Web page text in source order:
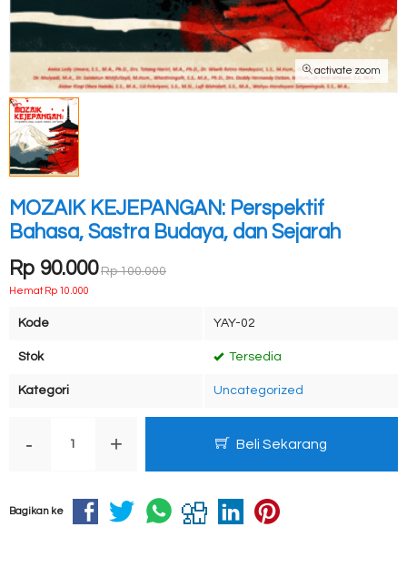
activate zoom
MOZAIK KEJEPANGAN: Perspektif
Bahasa, Sastra Budaya, dan Sejarah
Rp 90.000 Rp 100.000
Hemat Rp 10.000
Kode YAY-02
Stok Tersedia
Kategori Uncategorized
- + Beli Sekarang
Bagikan ke